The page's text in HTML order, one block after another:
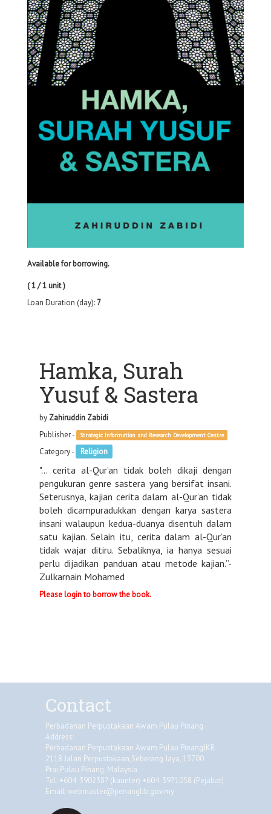
Available for borrowing.
( 1 / 1 unit )
Loan Duration (day): 7
Hamka, Surah
Yusuf & Sastera
by Zahiruddin Zabidi
Publisher -
Strategic Information and Research Development Centre
Category - Religion
"... cerita al-Qur’an tidak boleh dikaji dengan
pengukuran genre sastera yang bersifat insani.
Seterusnya, kajian cerita dalam al-Qur’an tidak
boleh dicampuradukkan dengan karya sastera
insani walaupun kedua-duanya disentuh dalam
satu kajian. Selain itu, cerita dalam al-Qur’an
tidak wajar ditiru. Sebaliknya, ia hanya sesuai
perlu dijadikan panduan atau metode kajian.”-
Zulkarnain Mohamed
Please login to borrow the book.
Contact
Perbadanan Perpustakaan Awam Pulau Pinang
Address:
Perbadanan Perpustakaan Awam Pulau PinangJKR
2118 Jalan Perpustakaan,Seberang Jaya, 13700
Prai,Pulau Pinang, Malaysia
Tel: +604-3902387 (kaunter) +604-3971058 (Pejabat)
Email:webmaster@penanglib.gov.my